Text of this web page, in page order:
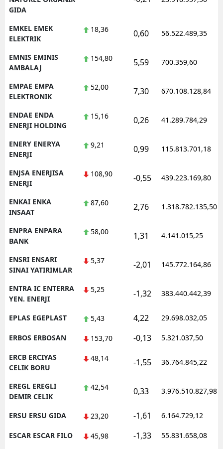
GIDA
EMKEL EMEK
ELEKTRIK
18,36 0,60 56.522.489,35
EMNIS EMINIS
AMBALAJ
154,80 5,59 700.359,60
EMPAE EMPA
ELEKTRONIK
52,00 7,30 670.108.128,84
ENDAE ENDA
ENERJI HOLDING
15,16 0,26 41.289.784,29
ENERY ENERYA
ENERJI
9,21 0,99 115.813.701,18
ENJSA ENERJISA
ENERJI
108,90 -0,55 439.223.169,80
ENKAI ENKA
INSAAT
87,60 2,76 1.318.782.135,50
ENPRA ENPARA
BANK
58,00 1,31 4.141.015,25
ENSRI ENSARI
SINAI YATIRIMLAR
5,37 -2,01 145.772.164,86
ENTRA IC ENTERRA
YEN. ENERJI
5,25 -1,32 383.440.442,39
EPLAS EGEPLAST 5,43 4,22 29.698.032,05
ERBOS ERBOSAN 153,70 -0,13 5.321.037,50
ERCB ERCIYAS
CELIK BORU
48,14 -1,55 36.764.845,22
EREGL EREGLI
DEMIR CELIK
42,54 0,33 3.976.510.827,98
ERSU ERSU GIDA 23,20 -1,61 6.164.729,12
ESCAR ESCAR FILO 45,98 -1,33 55.831.658,08